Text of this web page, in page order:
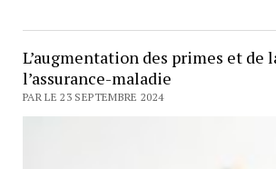
L’augmentation des primes et de
l’assurance-maladie
PAR LE 23 SEPTEMBRE 2024